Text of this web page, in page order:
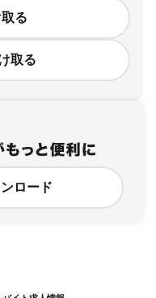
る
取る
ロード